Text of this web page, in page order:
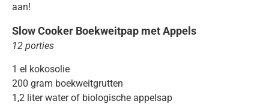
aan!
Slow Cooker Boekweitpap met Appels
12 porties
1 el kokosolie
200 gram boekweitgrutten
1,2 liter water of biologische appelsap